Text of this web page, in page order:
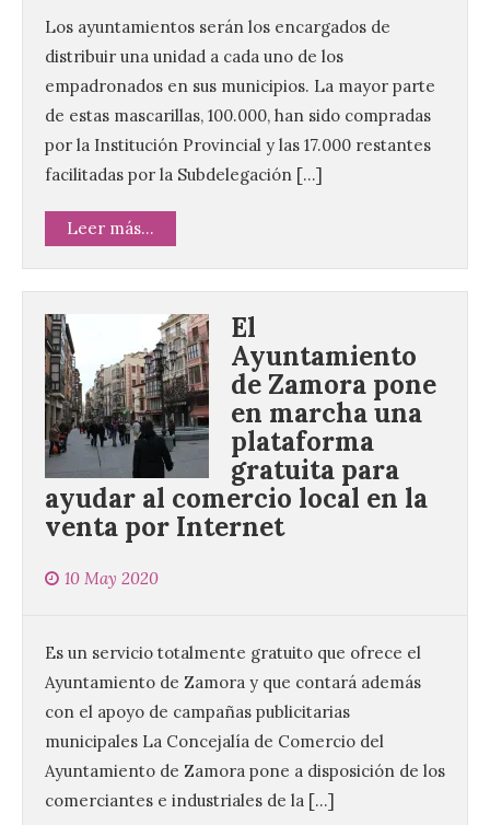
Los ayuntamientos serán los encargados de
distribuir una unidad a cada uno de los
empadronados en sus municipios. La mayor parte
de estas mascarillas, 100.000, han sido compradas
por la Institución Provincial y las 17.000 restantes
facilitadas por la Subdelegación […]
Leer más...
El
Ayuntamiento
de Zamora pone
en marcha una
plataforma
gratuita para
ayudar al comercio local en la
venta por Internet
10 May 2020
Es un servicio totalmente gratuito que ofrece el
Ayuntamiento de Zamora y que contará además
con el apoyo de campañas publicitarias
municipales La Concejalía de Comercio del
Ayuntamiento de Zamora pone a disposición de los
comerciantes e industriales de la […]